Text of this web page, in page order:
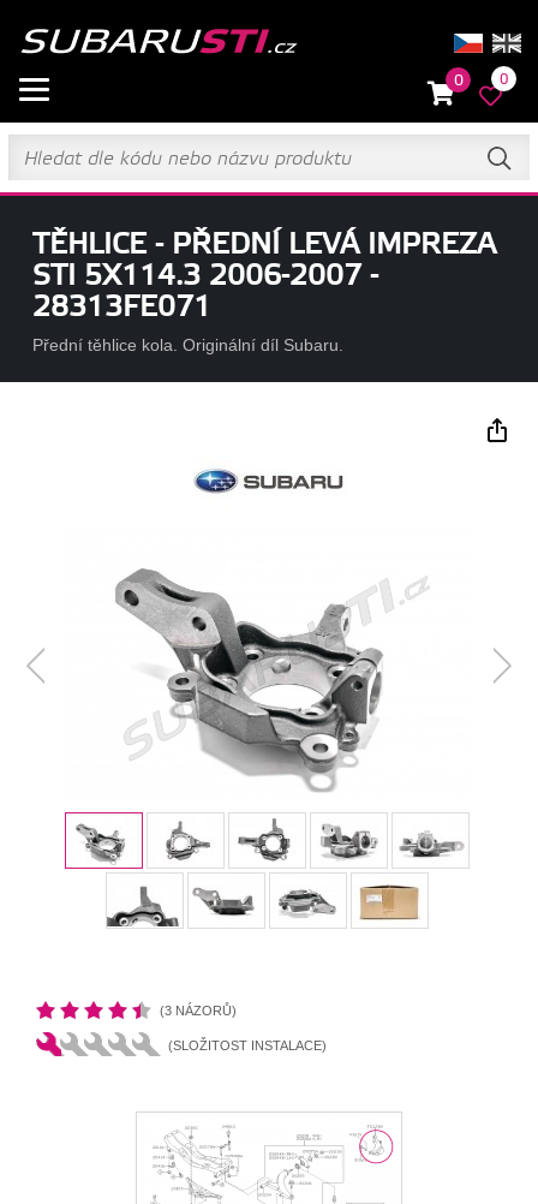
0 0
TĚHLICE - PŘEDNÍ LEVÁ IMPREZA
STI 5X114.3 2006-2007 -
28313FE071
Přední těhlice kola. Originální díl Subaru.
(3 NÁZORŮ)
(SLOŽITOST INSTALACE)